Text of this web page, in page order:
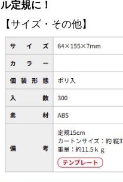
ル定規に！
【サイズ・その他】